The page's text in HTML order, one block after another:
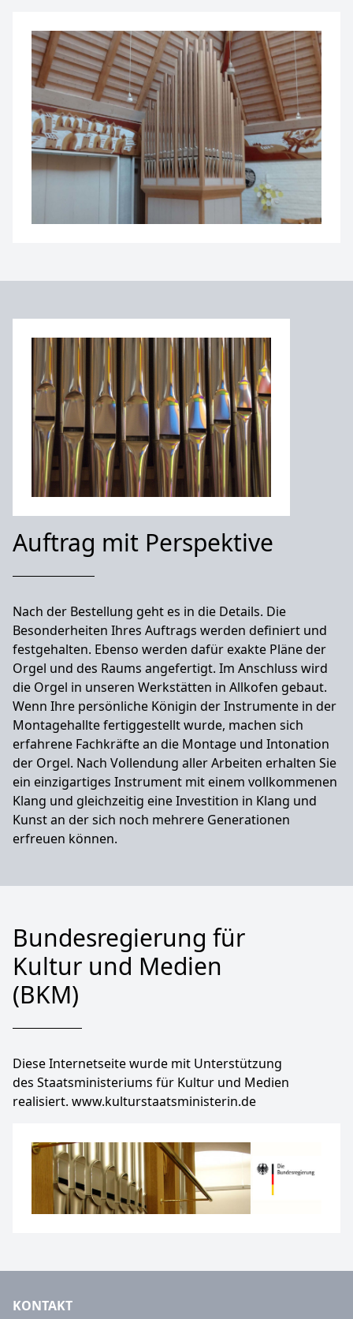
Auftrag mit Perspektive
Nach der Bestellung geht es in die Details. Die
Besonderheiten Ihres Auftrags werden definiert und
festgehalten. Ebenso werden dafür exakte Pläne der
Orgel und des Raums angefertigt. Im Anschluss wird
die Orgel in unseren Werkstätten in Allkofen gebaut.
Wenn Ihre persönliche Königin der Instrumente in der
Montagehallte fertiggestellt wurde, machen sich
erfahrene Fachkräfte an die Montage und Intonation
der Orgel. Nach Vollendung aller Arbeiten erhalten Sie
ein einzigartiges Instrument mit einem vollkommenen
Klang und gleichzeitig eine Investition in Klang und
Kunst an der sich noch mehrere Generationen
erfreuen können.
Bundesregierung für
Kultur und Medien
(BKM)
Diese Internetseite wurde mit Unterstützung
des Staatsministeriums für Kultur und Medien
realisiert. www.kulturstaatsministerin.de
KONTAKT